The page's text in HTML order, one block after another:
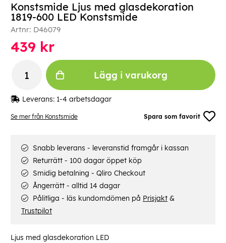
Se mer från Konstsmide Spara som favorit
Konstsmide Ljus med glasdekoration
1819-600 LED Konstsmide
Artnr: D46079
Ljus med glasdekoration LED
439 kr
Lägg i varukorg
Leverans: 1-4 arbetsdagar
Snabb leverans - leveranstid framgår i kassan
Returrätt - 100 dagar öppet köp
Smidig betalning - Qliro Checkout
Ångerrätt - alltid 14 dagar
Pålitliga - läs kundomdömen på Prisjakt &
Trustpilot